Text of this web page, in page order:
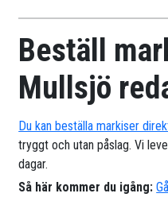
Beställ
Mullsjö
Du kan beställa markiser
tryggt och utan påslag. Vi
dagar.
Så här kommer du igång: